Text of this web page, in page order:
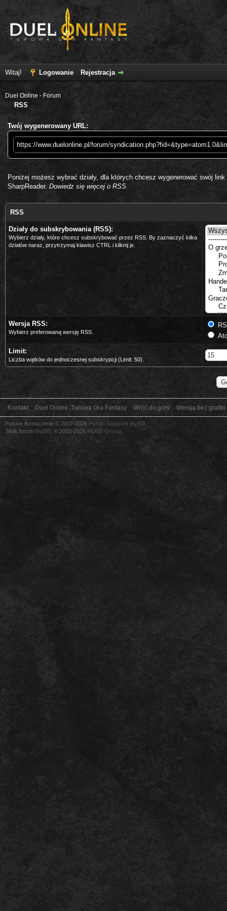
Witaj! Logowanie Rejestracja
Duel Online - Forum
RSS
Twój wygenerowany URL:
https://www.duelonline.pl/forum/
Poniżej możesz wybrać działy, dla których chcesz wygenerować swój
SharpReader. Dowiedz się więcej o RSS
RSS
Działy do subskrybowania (RSS):
Wybierz działy, które chcesz subskrybować przez RSS. By zaznaczyć kilka
działów naraz, przytrzymaj klawisz CTRL i kliknij je.
Wersja RSS:
Wybierz preferowaną wersję RSS.
Limit:
Liczba wątków do jednoczesnej subskrypcji (Limit: 50).
Kontakt Duel Online :Turowa Gra Fantasy Wróć do góry Wersja bez grafiki
Polskie tłumaczenie © 2007-2026 Polski Support MyBB
Silnik forum MyBB , © 2002-2026 MyBB Group